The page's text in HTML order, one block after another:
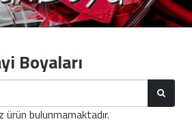
Boyaları
bulunmamaktadır.